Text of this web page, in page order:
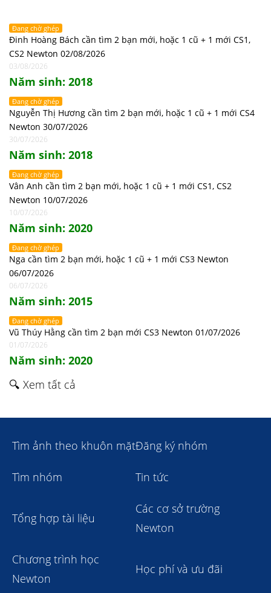
Đang chờ ghép
Đinh Hoàng Bách cần tìm 2 bạn mới, hoặc 1 cũ + 1 mới CS1,
CS2 Newton 02/08/2026
03/08/2026
Năm sinh: 2018
Đang chờ ghép
Nguyễn Thị Hương cần tìm 2 bạn mới, hoặc 1 cũ + 1 mới CS4
Newton 30/07/2026
30/07/2026
Năm sinh: 2018
Đang chờ ghép
Vân Anh cần tìm 2 bạn mới, hoặc 1 cũ + 1 mới CS1, CS2
Newton 10/07/2026
10/07/2026
Năm sinh: 2020
Đang chờ ghép
Nga cần tìm 2 bạn mới, hoặc 1 cũ + 1 mới CS3 Newton
06/07/2026
06/07/2026
Năm sinh: 2015
Đang chờ ghép
Vũ Thúy Hằng cần tìm 2 bạn mới CS3 Newton 01/07/2026
01/07/2026
Năm sinh: 2020
🔍 Xem tất cả
Tìm ảnh theo khuôn mặtĐăng ký nhóm
Tìm nhóm Tin tức
Tổng hợp tài liệu
Các cơ sở trường
Newton
Chương trình học
Newton
Học phí và ưu đãi